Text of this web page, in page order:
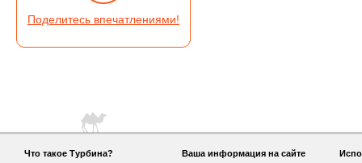
Поделитесь впечатлениями!
Что такое Турбина?
Ваша информация на сайте